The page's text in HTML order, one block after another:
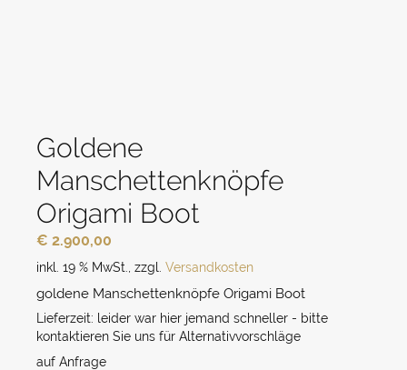
Goldene
Manschettenknöpfe
Origami Boot
€ 2.900,00
inkl. 19 % MwSt. zzgl. Versandkosten
goldene Manschettenknöpfe Origami Boot
Lieferzeit: leider war hier jemand schneller - bitte
kontaktieren Sie uns für Alternativvorschläge
auf Anfrage